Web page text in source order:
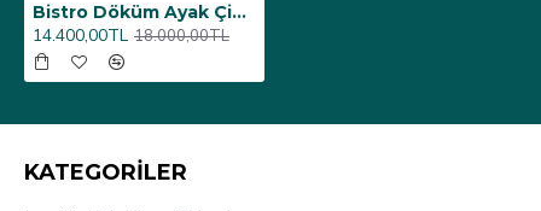
Bistro Döküm Ayak Çipa-6006 Masa - (Werzalit, Wermodin ve Allzalit Tabla 70 cm çap) - Irony
14.400,00TL 18.000,00TL
KATEGORİLER